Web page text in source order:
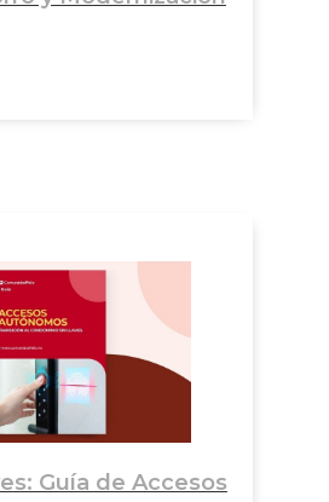
Guía de Accesos